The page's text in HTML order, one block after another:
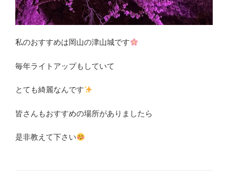
私のおすすめは岡山の津山城です
毎年ライトアップもしていて
とても綺麗なんです
皆さんもおすすめの場所がありましたら
是非教えて下さい